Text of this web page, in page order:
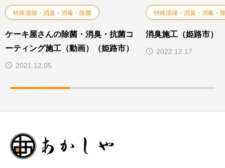
特殊清掃・消臭・消毒・除菌
ケーキ屋さんの除菌・消臭・抗菌コ
ーティング施工（動画）（姫路市）
2021.12.05
特殊清掃・消臭・消毒・
消臭施工（姫路市）
2022.12.17